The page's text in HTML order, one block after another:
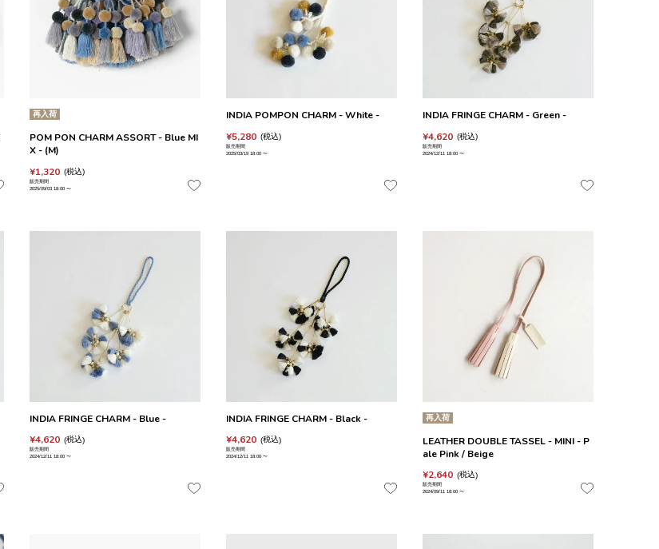
再入荷
POM PON CHARM ASSORT - Blue MI
X - (M)
¥1,320 税込
販売期間
2025/09/03 18:00 〜
INDIA POMPON CHARM - White -
¥5,280 税込
販売期間
2025/03/19 18:00 〜
INDIA FRINGE CHARM - Green -
¥4,620 税込
販売期間
2024/12/11 18:00 〜
INDIA FRINGE CHARM - Blue -
¥4,620 税込
販売期間
2024/12/11 18:00 〜
INDIA FRINGE CHARM - Black -
¥4,620 税込
販売期間
2024/12/11 18:00 〜
再入荷
LEATHER DOUBLE TASSEL - MINI - P
ale Pink / Beige
¥2,640 税込
販売期間
2024/09/11 18:00 〜